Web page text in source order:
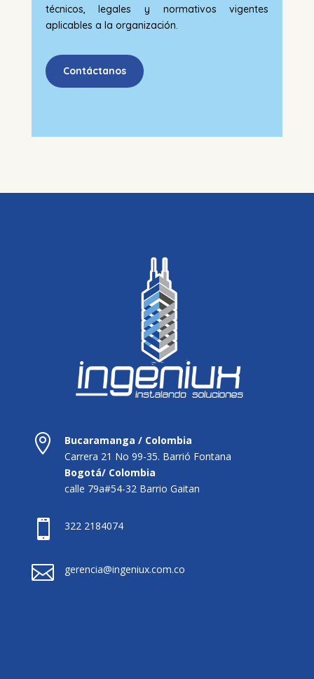
técnicos, legales y normativos vigentes
aplicables a la organización.
Contáctanos

Bucaramanga / Colombia
Carrera 21 No 99-35. Barrió Fontana
Bogotá/ Colombia
calle 79a#54-32 Barrio Gaitan
 322 2184074
 gerencia@ingeniux.com.co